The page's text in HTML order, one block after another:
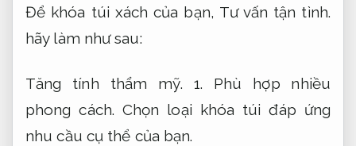
Để khóa túi xách của bạn, Tư vấn tận tình.
hãy làm như sau:
Tăng tính thẩm mỹ. 1. Phù hợp nhiều
phong cách. Chọn loại khóa túi đáp ứng
nhu cầu cụ thể của bạn.